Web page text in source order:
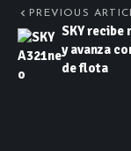
PREVIOUS
SKY recibe
y avanza
de flota